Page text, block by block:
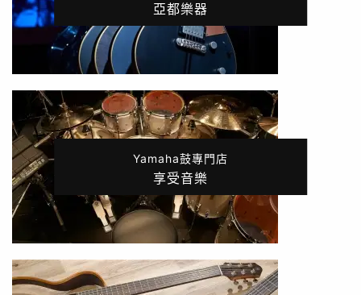
亞都樂器
Yamaha鼓專門店
享受音樂